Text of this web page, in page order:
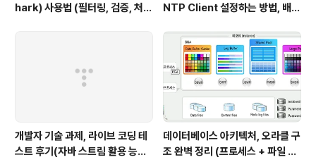
hark) 사용법 (필터링, 검증, 처음
NTP Client 설정하는 방법, 배치
에서 시간 동기화하는 요구사항 처
리하기)
개발자 기술 과제, 라이브 코딩 테
스트 후기(자바 스트림 활용 능력
데이터베이스 아키텍처, 오라클 구
조 완벽 정리 (프로세스 + 파일 구